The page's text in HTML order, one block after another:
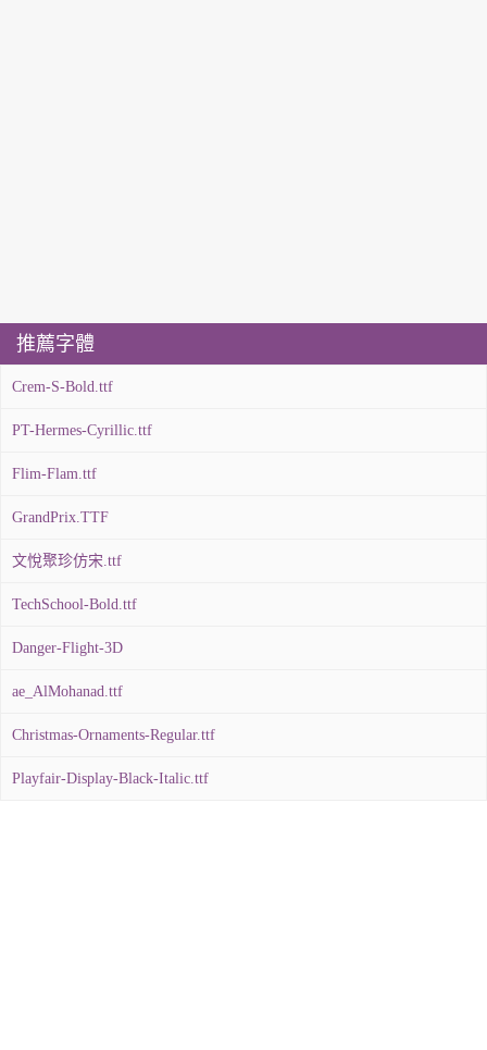
推薦字體
Crem-S-Bold.ttf
PT-Hermes-Cyrillic.ttf
Flim-Flam.ttf
GrandPrix.TTF
文悅聚珍仿宋.ttf
TechSchool-Bold.ttf
Danger-Flight-3D
ae_AlMohanad.ttf
Christmas-Ornaments-Regular.ttf
Playfair-Display-Black-Italic.ttf